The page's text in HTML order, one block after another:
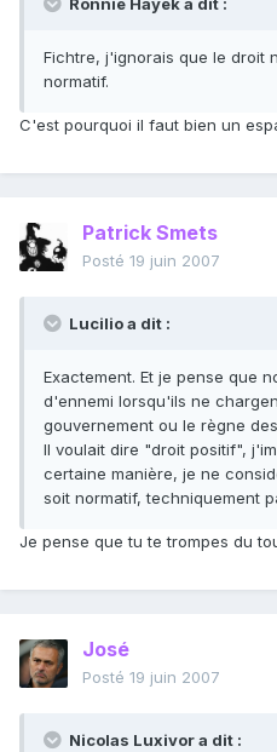
Ronnie Hayek a dit :
Fichtre, j'ignorais que le droit
normatif.
C'est pourquoi il faut bien un
Patrick Smets
Posté 19 juin 2007
Lucilio a dit :
Exactement. Et je pense que
d'ennemi lorsqu'ils ne
gouvernement ou le règne
Il voulait dire "droit positif",
certaine manière, je ne
soit normatif, techniquement
Je pense que tu te trompes du
José
Posté 19 juin 2007
Nicolas Luxivor a dit :